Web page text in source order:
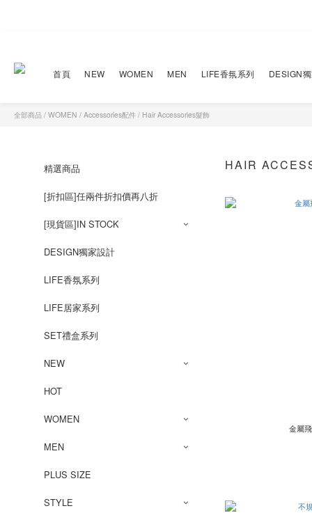
首頁 NEW WOMEN MEN LIFE香氛系列 DESIGN
全部商品 / WOMEN / Accessories配件 / Hair Accessories髮飾
精選商品
[折扣區]任兩件折扣價再八折
[現貨區]IN STOCK
DESIGN獨家設計
LIFE香氛系列
LIFE居家系列
SET禮盒系列
NEW
HOT
WOMEN
MEN
PLUS SIZE
STYLE
HAIR
金屬